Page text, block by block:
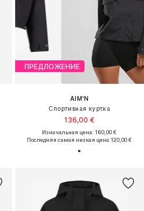
ПРЕДЛОЖЕНИЕ
AIM'N
Спортивная куртка
136,00 €
Изначальная цена: 160,00 €
Последняя самая низкая цена:120,00 €